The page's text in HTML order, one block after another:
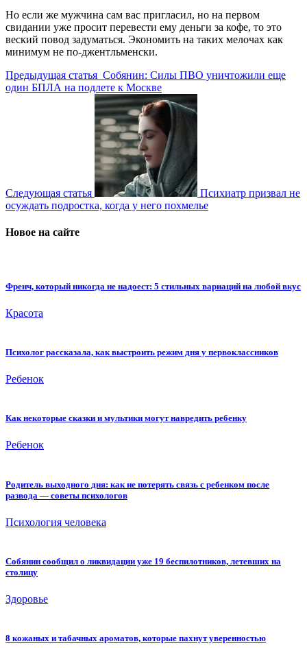
Но если же мужчина сам вас пригласил, но на первом
свидании уже просит перевести ему деньги за кофе, то это
веский повод задуматься. Экономить на таких мелочах как
минимум не по-джентльменски.
Предыдущая статья Собянин: Силы ПВО уничтожили еще
один БПЛА на подлете к Москве
Следующая статья
Психиатр призвал не
осуждать подростка, когда у него похмелье
Новое на сайте
Френч, который никогда не надоест: 5 стильных вариаций на любой вкус
Красота
Психолог рассказала, как выстроить режим дня у первоклассников
Ребенок
Как некоторые сказки и мультики могут навредить ребенку
Ребенок
Родитель выходного дня: как не потерять связь с ребенком после
развода — советы психологов
Психология человека
Собянин сообщил о ликвидации уже 19 беспилотников, летевших на
столицу
Здоровье
8 кожаных и табачных ароматов, которые пахнут уверенностью